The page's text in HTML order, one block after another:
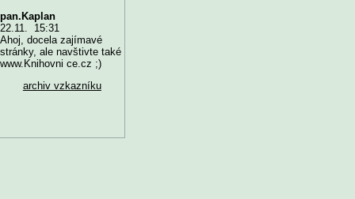
pan.Kaplan
22.11. 15:31
Ahoj, docela zajímavé
stránky, ale navštivte také
www.Knihovni ce.cz ;)
archiv vzkazníku